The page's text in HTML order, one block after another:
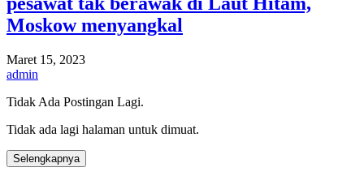
Moskow menyangkal
Maret 15, 2023
admin
Tidak Ada Postingan Lagi.
Tidak ada lagi halaman untuk dimuat.
Selengkapnya